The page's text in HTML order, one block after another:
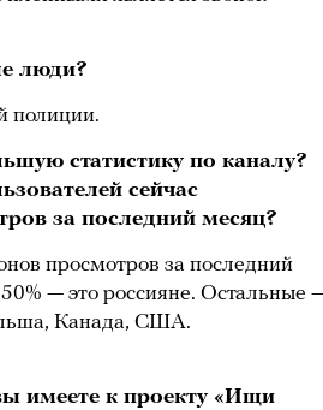
люди?
полиции.
статистику по каналу?
сейчас
за последний месяц?
просмотров за последний
— это россияне. Остальные
Канада, США.
имеете к проекту «Ищи